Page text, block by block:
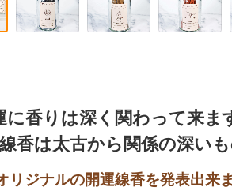
に香りは深く関わって来ま